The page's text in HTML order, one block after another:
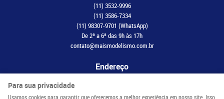
(11) 3532-9996
(11) 3586-7334
(11) 98307-9701 (WhatsApp)
De 2ª a 6ª das 9h às 17h
contato@maismodelismo.com.br
Endereço
Avenida Adolfo Pinheiro, 2056, CJ 34
Para sua privacidade
Usamos cookies para garantir que oferecemos a melhor experiência em nosso site. Isso